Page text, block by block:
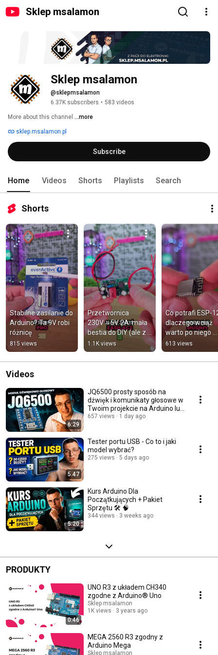
Sklep msalamon
Sklep msalamon
@sklepmsalamon
6.37K subscribers • 583 videos
More about this channel ...more
sklep.msalamon.pl
Subscribe
Home Videos Shorts Playlists Search
Shorts
Stabilne zasilanie do
Arduino? Ta 9V robi
różnicę
815 views
Przetwornica
230V→5V 2A: mała
bestia do DIY (ale z
haczykiem!)
1.1K views
Co potrafi ESP-
dlaczego wciąż
warto po niego
sięgnąć
613 views
Videos
6:29
JQ6500 prosty sposób na
dźwięk i komunikaty głosowe w
Twoim projekcie na Arduino lub
ESP32
657 views 1 day ago
5:47
Tester portu USB - Co to i jaki
model wybrać?
275 views 5 days ago
5:20
Kurs Arduino Dla
Początkujących + Pakiet
Sprzętu 🛠️ 🧠
344 views 3 weeks ago
PRODUKTY
0:46
UNO R3 z układem CH340
zgodne z Arduino® Uno
Sklep msalamon
1K views
3 years ago
MEGA 2560 R3 zgodny z
Arduino Mega
Sklep msalamon